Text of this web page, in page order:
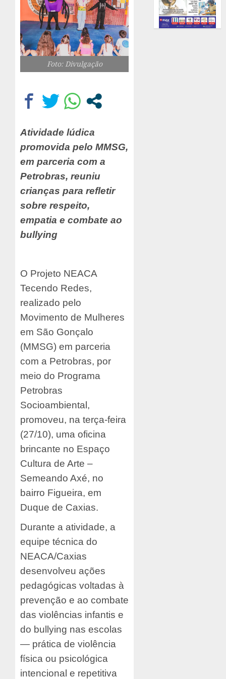
Foto: Divulgação
Atividade lúdica
promovida pelo MMSG,
em parceria com a
Petrobras, reuniu
crianças para refletir
sobre respeito,
empatia e combate ao
bullying
O Projeto NEACA
Tecendo Redes,
realizado pelo
Movimento de Mulheres
em São Gonçalo
(MMSG) em parceria
com a Petrobras, por
meio do Programa
Petrobras
Socioambiental,
promoveu, na terça-feira
(27/10), uma oficina
brincante no Espaço
Cultura de Arte –
Semeando Axé, no
bairro Figueira, em
Duque de Caxias.
Durante a atividade, a
equipe técnica do
NEACA/Caxias
desenvolveu ações
pedagógicas voltadas à
prevenção e ao combate
das violências infantis e
do bullying nas escolas
— prática de violência
física ou psicológica
intencional e repetitiva